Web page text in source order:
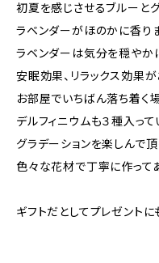
初夏を感じさせるブルーとグ
ラベンダーがほのかに香りま
ラベンダーは気分を穏やか
安眠効果、リラックス効果が
お部屋でいちばん落ち着く
デルフィニウムも３種入っ
グラデーションを楽しんで頂
色々な花材で丁寧に作って
ギフトだとしてプレゼントに